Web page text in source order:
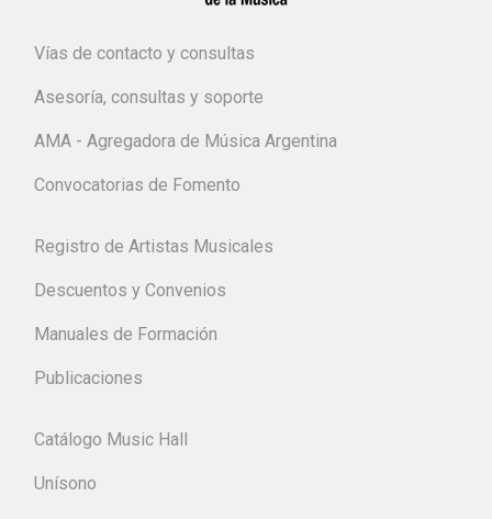
Vías de contacto y consultas
Asesoría, consultas y soporte
AMA - Agregadora de Música Argentina
Convocatorias de Fomento
Registro de Artistas Musicales
Descuentos y Convenios
Manuales de Formación
Publicaciones
Catálogo Music Hall
Unísono